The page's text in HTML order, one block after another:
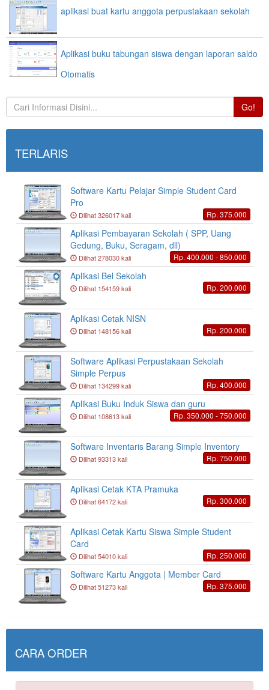
Link Download Aplikasiaplikasi buat kartu anggota perpustakaan sekolah
Aplikasi buku tabungan siswa dengan laporan saldo
Otomatis
Go!
TERLARIS
Software Kartu Pelajar Simple Student Card
Pro
Dilihat 326017 kali Rp. 375.000
Aplikasi Pembayaran Sekolah ( SPP, Uang
Gedung, Buku, Seragam, dll)
Dilihat 278030 kali Rp. 400.000 - 850.000
Aplikasi Bel Sekolah
Dilihat 154159 kali Rp. 200.000
Aplikasi Cetak NISN
Dilihat 148156 kali Rp. 200.000
Software Aplikasi Perpustakaan Sekolah
Simple Perpus
Dilihat 134299 kali Rp. 400.000
Aplikasi Buku Induk Siswa dan guru
Dilihat 108613 kali Rp. 350.000 - 750.000
Software Inventaris Barang Simple Inventory
Dilihat 93313 kali Rp. 750.000
Aplikasi Cetak KTA Pramuka
Dilihat 64172 kali Rp. 300.000
Aplikasi Cetak Kartu Siswa Simple Student
Card
Dilihat 54010 kali Rp. 250.000
Software Kartu Anggota | Member Card
Dilihat 51273 kali Rp. 375.000
CARA ORDER